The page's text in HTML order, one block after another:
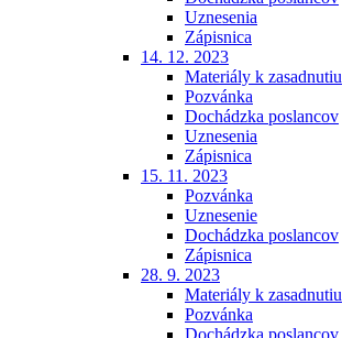
Uznesenia
Zápisnica
14. 12. 2023
Materiály k zasadnutiu
Pozvánka
Dochádzka poslancov
Uznesenia
Zápisnica
15. 11. 2023
Pozvánka
Uznesenie
Dochádzka poslancov
Zápisnica
28. 9. 2023
Materiály k zasadnutiu
Pozvánka
Dochádzka poslancov